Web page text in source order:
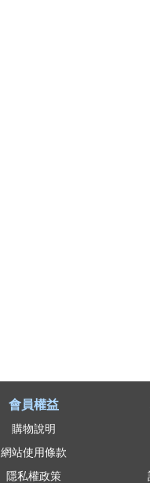
會員權益
購物說明
網站使用條款
隱私權政策